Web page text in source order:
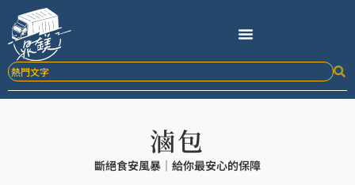
要
內
滷包
斷絕食安風暴｜給你最安心的保障